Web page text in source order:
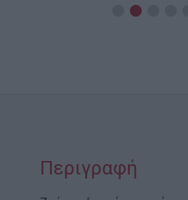
Περιγραφή